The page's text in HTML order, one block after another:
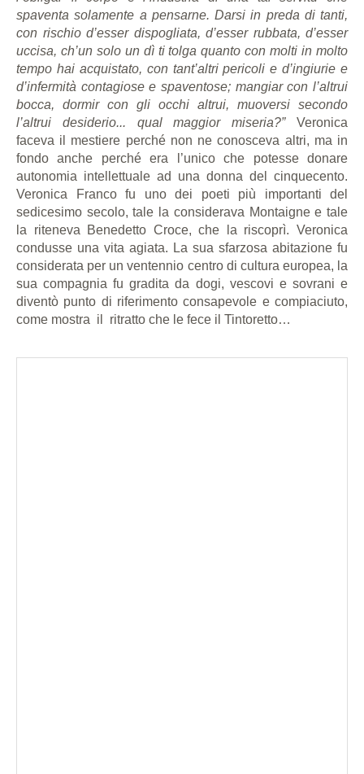
spaventa solamente a pensarne. Darsi in preda di tanti,
con rischio d’esser dispogliata, d’esser rubbata, d’esser
uccisa, ch’un solo un dì ti tolga quanto con molti in molto
tempo hai acquistato, con tant’altri pericoli e d’ingiurie e
d’infermità contagiose e spaventose; mangiar con l’altrui
bocca, dormir con gli occhi altrui, muoversi secondo
l’altrui desiderio... qual maggior miseria?”Veronica
faceva il mestiere perché non ne conosceva altri, ma in
fondo anche perché era l’unico che potesse donare
autonomia intellettuale ad una donna del cinquecento.
Veronica Franco fu uno dei poeti più importanti del
sedicesimo secolo, tale la considerava Montaigne e tale
la riteneva Benedetto Croce, che la riscoprì. Veronica
condusse una vita agiata. La sua sfarzosa abitazione fu
considerata per un ventennio centro di cultura europea, la
sua compagnia fu gradita da dogi, vescovi e sovrani e
diventò punto di riferimento consapevole e compiaciuto,
come mostra il ritratto che le fece il Tintoretto…